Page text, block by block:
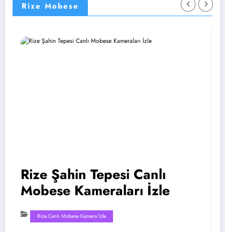
Rize Mobese
Rize Şahin Tepesi Canlı
Mobese Kameraları İzle
Rize Canlı Mobese Kamera İzle